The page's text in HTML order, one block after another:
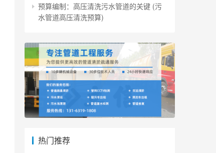
预算编制：高压清洗污水管道的关键 (污
水管道高压清洗预算)
热门推荐